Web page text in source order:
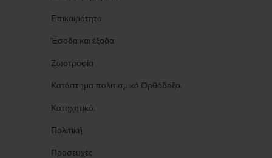
Επικαιρότητα
Έσοδα και έξοδα
Ζωοτροφία
Κατάστημα πολιτισμικό Ορθόδοξο.
Κατηχητικό.
Πολιτική
Προσευχές